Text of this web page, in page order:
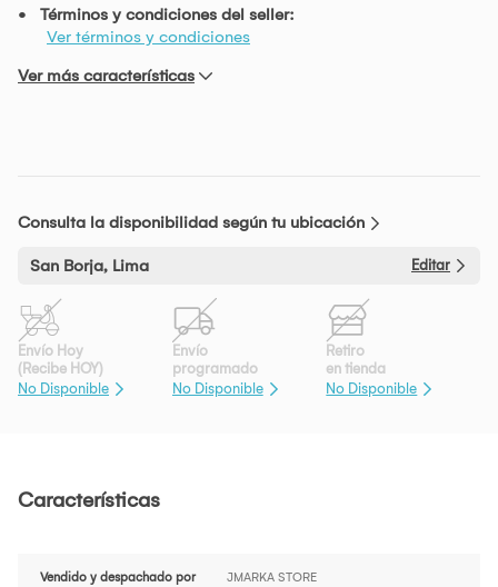
Términos y condiciones del seller:
Ver términos y condiciones
Ver más características
Consulta la disponibilidad según tu ubicación
San Borja, Lima Editar
Envío Hoy
(Recibe HOY)
No Disponible
Envío
programado
No Disponible
Retiro
en tienda
No Disponible
Características
Vendido y despachado por JMARKA STORE